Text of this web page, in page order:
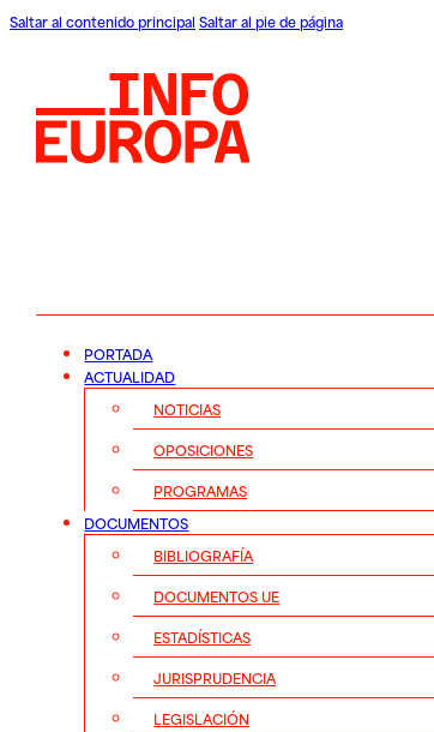
Saltar al contenido principal Saltar al pie de página
PORTADA
ACTUALIDAD
NOTICIAS
OPOSICIONES
PROGRAMAS
DOCUMENTOS
BIBLIOGRAFÍA
DOCUMENTOS UE
ESTADÍSTICAS
JURISPRUDENCIA
LEGISLACIÓN